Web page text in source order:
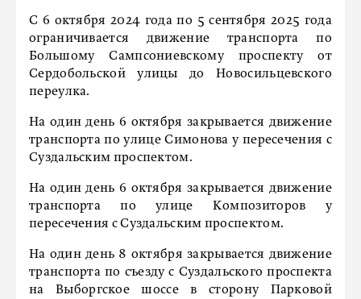
С 6 октября 2024 года по 5 сентября 2025 года
ограничивается движение транспорта по
Большому Сампсониевскому проспекту от
Сердобольской улицы до Новосильцевского
переулка.
На один день 6 октября закрывается движение
транспорта по улице Симонова у пересечения с
Суздальским проспектом.
На один день 6 октября закрывается движение
транспорта по улице Композиторов у
пересечения с Суздальским проспектом.
На один день 8 октября закрывается движение
транспорта по съезду с Суздальского проспекта
на Выборгское шоссе в сторону Парковой